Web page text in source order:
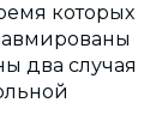
которых
два случая